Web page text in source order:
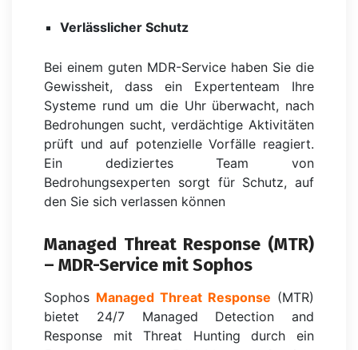
Verlässlicher Schutz
Bei einem guten MDR-Service haben Sie die
Gewissheit, dass ein Expertenteam Ihre
Systeme rund um die Uhr überwacht, nach
Bedrohungen sucht, verdächtige Aktivitäten
prüft und auf potenzielle Vorfälle reagiert.
Ein dediziertes Team von
Bedrohungsexperten sorgt für Schutz, auf
den Sie sich verlassen können
Managed Threat Response (MTR)
– MDR-Service mit Sophos
Sophos Managed Threat Response (MTR)
bietet 24/7 Managed Detection and
Response mit Threat Hunting durch ein